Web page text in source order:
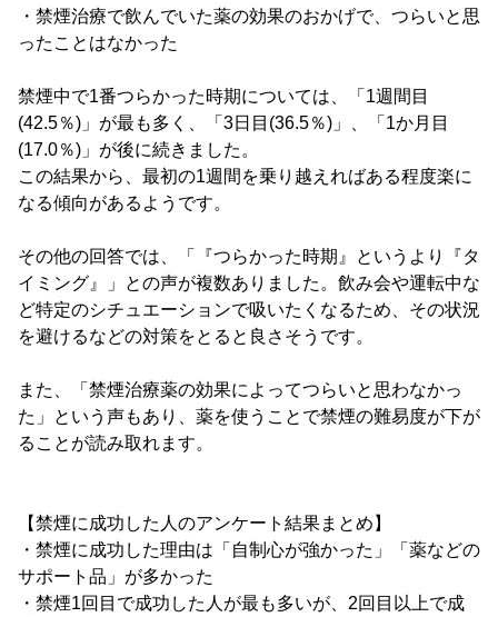
・禁煙治療で飲んでいた薬の効果のおかげで、つらいと思
ったことはなかった
禁煙中で1番つらかった時期については、「1週間目
(42.5％)」が最も多く、「3日目(36.5％)」、「1か月目
(17.0％)」が後に続きました。
この結果から、最初の1週間を乗り越えればある程度楽に
なる傾向があるようです。
その他の回答では、「『つらかった時期』というより『タ
イミング』」との声が複数ありました。飲み会や運転中な
ど特定のシチュエーションで吸いたくなるため、その状況
を避けるなどの対策をとると良さそうです。
また、「禁煙治療薬の効果によってつらいと思わなかっ
た」という声もあり、薬を使うことで禁煙の難易度が下が
ることが読み取れます。
【禁煙に成功した人のアンケート結果まとめ】
・禁煙に成功した理由は「自制心が強かった」「薬などの
サポート品」が多かった
・禁煙1回目で成功した人が最も多いが、2回目以上で成